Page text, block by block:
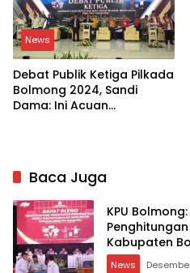
News
Debat Publik Ketiga Pilkada
Bolmong 2024, Sandi
Dama: Ini Acuan
Baca Juga
KPU
Kabupaten
Pemilihan 2024
News